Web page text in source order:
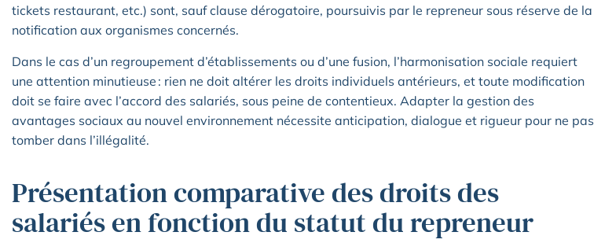
tickets restaurant, etc.) sont, sauf clause dérogatoire, poursuivis par le repreneur sous réserve de la
notification aux organismes concernés.
Dans le cas d’un regroupement d’établissements ou d’une fusion, l’harmonisation sociale requiert
une attention minutieuse : rien ne doit altérer les droits individuels antérieurs, et toute modification
doit se faire avec l’accord des salariés, sous peine de contentieux. Adapter la gestion des
avantages sociaux au nouvel environnement nécessite anticipation, dialogue et rigueur pour ne pas
tomber dans l’illégalité.
Présentation comparative des droits des
salariés en fonction du statut du repreneur